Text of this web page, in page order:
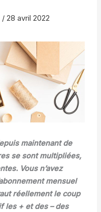
/ 28 avril 2022
maintenant de
se sont multipliées,
Vous n’avez
mensuel
réellement le coup
les + et des – des